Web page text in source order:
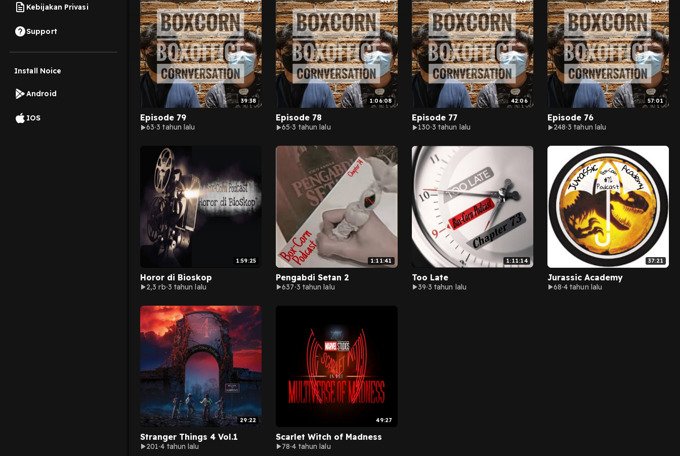
Kebijakan Privasi
Support
Install Noice
Android
IOS
39:38
Episode 79
63 3 tahun lalu
1:06:08
Episode 78
65 3 tahun lalu
42:06
Episode 77
130 3 tahun lalu
57:01
Episode 76
248 3 tahun lalu
1:59:25
Horor di Bioskop
2,3 rb 3 tahun lalu
1:11:41
Pengabdi Setan 2
637 3 tahun lalu
1:11:14
Too Late
39 3 tahun lalu
37:21
Jurassic Academy
68 4 tahun lalu
29:22
Stranger Things 4 Vol.1
201 4 tahun lalu
49:27
Scarlet Witch of Madness
78 4 tahun lalu